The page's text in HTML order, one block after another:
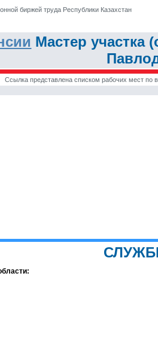
биржей труда Республики Казахстан
Мастер
Ссылка представлена списком рабочих мест по